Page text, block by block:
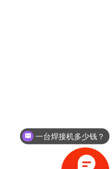
一台焊接机多少钱？